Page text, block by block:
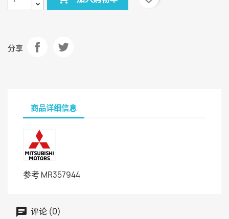
分享
商品详细信息
参考 MR357944
评论 (0)